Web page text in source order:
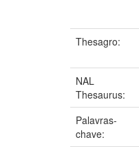
Thesagro:
NAL
Thesaurus:
Palavras-
chave: